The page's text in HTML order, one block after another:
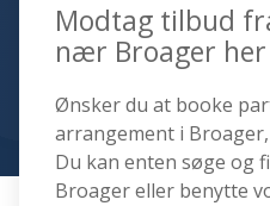
Modtag tilbud
nær Broager her
Ønsker du at booke
arrangement i
Du kan enten søge og
Broager eller benytte